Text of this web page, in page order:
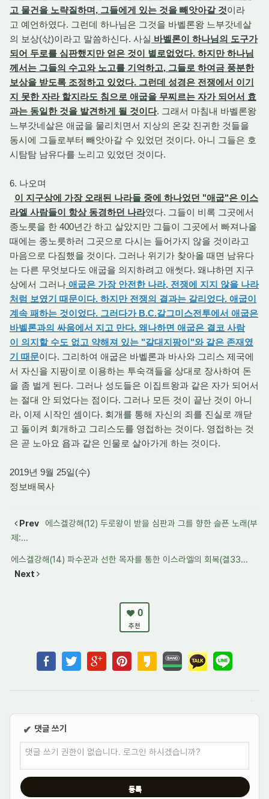
고 물건을 노략질하며, 그들에게 있는 것을 빼앗아갈 것이라
고 예언하였다. 그런데 하나님은 그것을 바벨론왕 느부갓네살
의 보상(삯)이라고 말씀하신다. 사실 바벨론이 하나님의 도구가
되어 두로를 심판했지만 얻은 것이 별로없었다. 하지만 하나님
께서는 그들의 수고와 노고를 기억하고, 그들로 하여금 풍분한
보상을 받도록 조정하고 있었다. 그런데 성경은 전쟁에서 이기
지 못한 자라 할지라도 침으로 애굽을 무찌르는 자가 되어서 효
과는 동일한 것을 발견하게 될 것이다. 그래서 마침내 바벨론왕
느부갓네살은 애굽을 물리치면서 지상의 온갖 진귀한 것들을
동시에 그들로부터 빼앗아갈 수 있었던 것이다. 아니 그들은 호
시탐탐 남유다를 노리고 있었던 것이다.
6. 나오며
이 지구상에 가장 오래된 나라들 중에 하나었던 "애굽"은 이스
라엘 사람들이 항상 동경하던 나라였다. 그들이 비록 그곳에서
종노릇을 한 400년간 하고 살았지만 그들이 그곳에서 빠져나올
때에는 종노릇하러 그곳으로 다시는 들어가지 않을 것이라고
마음으로 다짐했을 것이다. 그러나 위기가 찾아올 때면 남유다
는 다른 무엇보다도 애굽을 의지하려고 애썻다. 왜냐하면 지구
상에서 그러나 애굽은 가장 안전한 나라, 전쟁에 지지 않을 나라
처럼 보였기 때문이다. 하지만 전쟁의 결과는 갈리었다. 애굽이
계속 패하는 것이었다. 그러다가 B.C.갈그미스전투에서 애굽은
바벨론과의 싸움에서 지고 만다. 왜나하면 애굽은 결코 사람
이 의지할 수도 없고 약해져 있는 "갈대지팡이"와 같은 존재였
기 때문이다. 그리하여 애굽은 바벨론과 바사와 그리스 제국에
서 자신을 지팡이로 이용하는 투숙객들을 상대로 장사하여 돈
을 좀 벌게 된다. 그러나 성도들은 이집트왕과 같은 자가 되어서
는 절대 안 되었다는 점이다. 그러나 모든 것이 끝난 것이 아니
라, 이제 시작인 셈이다. 회개를 통해 자신의 죄를 진실로 깨닫
고 돌이켜 회개하고 그리스도를 영접하는 것이다. 영접하는 것
은 곧 노아요 욥과 같은 인물로 살아가게 하는 것이다.
2019년 9월 25일(수)
정보배목사
Prev
에스겔강해(12) 두로왕이 받을 심판과 그를 향한 슬픈 노래(부
제:...
에스겔강해(14) 파수꾼과 선한 목자를 통한 이스라엘의 회복(겔33...
Next
0
추천
✔ 댓글 쓰기
댓글 쓰기 권한이 없습니다. 로그인 하시겠습니까?